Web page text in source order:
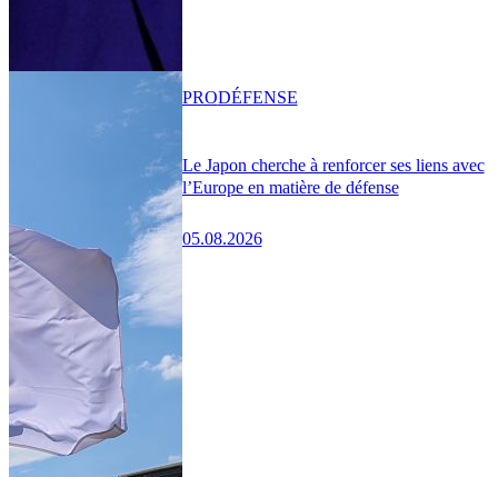
Le Japon cherche à renforcer ses liens avec
l’Europe en matière de défense
05.08.2026
PRODÉFENSE